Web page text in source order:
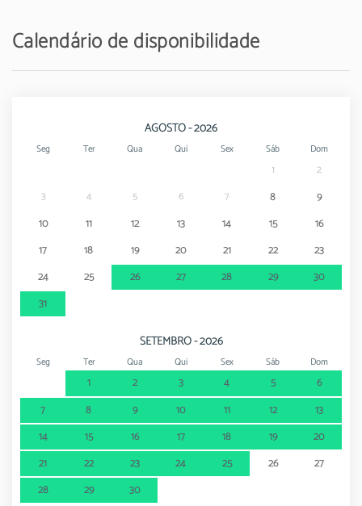
Calendário de disponibilidade
AGOSTO - 2026
Seg Ter Qua Qui Sex Sáb Dom
1
2
3
4 5 6 7 8
9
10
11 12 13 14 15
16
17
18 19 20 21 22
23
24
25 26 27 28 29
30
31
SETEMBRO - 2026
Seg Ter Qua Qui Sex Sáb Dom
1 2 3 4 5
6
7
8 9 10 11 12
13
14
15 16 17 18 19
20
21
22 23 24 25 26
27
28
29 30